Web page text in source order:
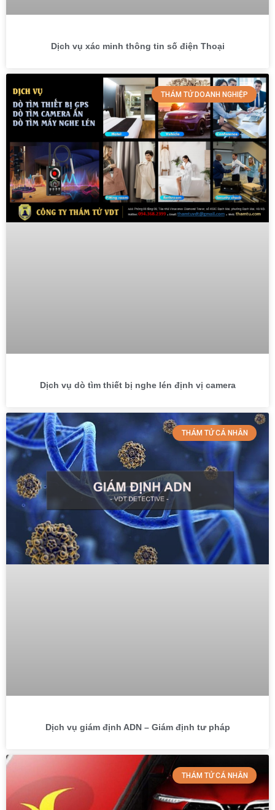
Dịch vụ xác minh thông tin số điện Thoại
THÁM TỬ DOANH NGHIỆP
Dịch vụ dò tìm thiết bị nghe lén định vị camera
THÁM TỬ CÁ NHÂN
Dịch vụ giám định ADN – Giám định tư pháp
THÁM TỬ CÁ NHÂN